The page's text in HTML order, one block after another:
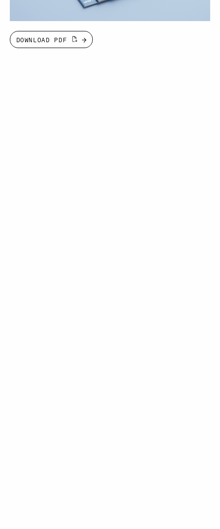
DOWNLOAD PDF